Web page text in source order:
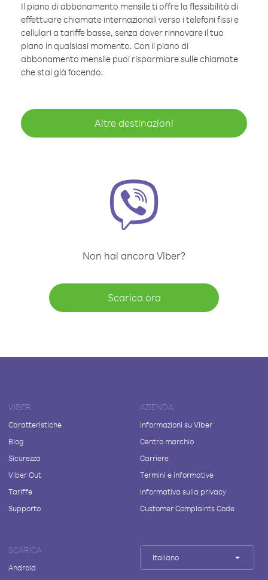
Il piano di abbonamento mensile ti offre la flessibilità di
effettuare chiamate internazionali verso i telefoni fissi e
cellulari a tariffe basse, senza dover rinnovare il tuo
piano in qualsiasi momento. Con il piano di
abbonamento mensile puoi risparmiare sulle chiamate
che stai già facendo.
Altre destinazioni
Non hai ancora Viber?
Scarica ora
VIBER
Caratteristiche
Blog
Sicurezza
Viber Out
Tariffe
Supporto
AZIENDA
Informazioni su Viber
Centro marchio
Carriere
Termini e informative
Informativa sulla privacy
Customer Complaints Code
SCARICA
Android
Italiano